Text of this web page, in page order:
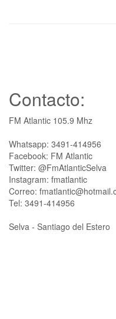
Contacto:
FM Atlantic 105.9 Mhz
Whatsapp: 3491-414956
Facebook: FM Atlantic
Twitter: @FmAtlanticSelva
Instagram: fmatlantic
Correo:
Tel: 3491-414956
Selva - Santiago del Estero